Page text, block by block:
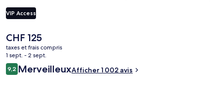
propose des spécialités Cuisine thaï. Cet hôtel de luxe abrite en
outre 6 piscines extérieures, un bar à la plage et une salle de fitness.
un franc succès auprès des autres voyageurs.
VIP Access
Le
prix
actuel
est
de
CHF 125
taxes et frais compris
1 sept. - 2 sept.
Avis
voyageurs
9,29,2 sur 10
MerveilleuxAfficher 1 002 avis